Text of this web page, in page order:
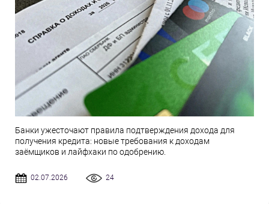
Банки ужесточают правила подтверждения дохода для
получения кредита: новые требования к доходам
заёмщиков и лайфхаки по одобрению.
02.07.2026 24